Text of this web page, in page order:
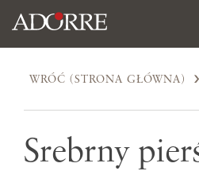
WRÓĆ (STRONA GŁÓWNA)
Srebrny